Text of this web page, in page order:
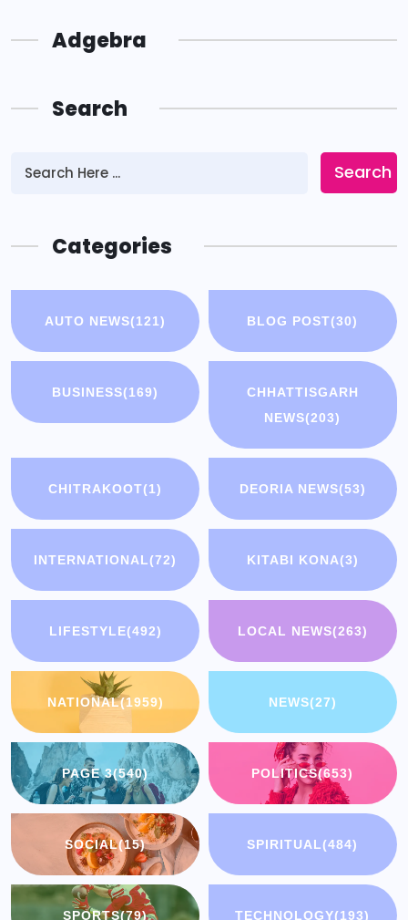
Adgebra
Search
Search
Categories
AUTO NEWS(121) BLOG POST(30)
BUSINESS(169)
CHHATTISGARH
NEWS(203)
CHITRAKOOT(1) DEORIA NEWS(53)
INTERNATIONAL(72) KITABI KONA(3)
LIFESTYLE(492) LOCAL NEWS(263)
NATIONAL(1959) NEWS(27)
PAGE 3(540) POLITICS(653)
SOCIAL(15) SPIRITUAL(484)
SPORTS(79) TECHNOLOGY(193)